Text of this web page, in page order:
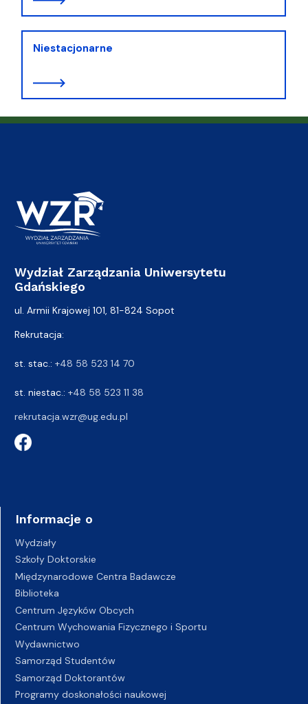
Niestacjonarne
Wydział Zarządzania Uniwersytetu
Gdańskiego
ul. Armii Krajowej 101, 81-824 Sopot
Rekrutacja:
st. stac.: +48 58 523 14 70
st. niestac.: +48 58 523 11 38
rekrutacja.wzr@ug.edu.pl
Informacje o
Wydziały
Szkoły Doktorskie
Międzynarodowe Centra Badawcze
Biblioteka
Centrum Języków Obcych
Centrum Wychowania Fizycznego i Sportu
Wydawnictwo
Samorząd Studentów
Samorząd Doktorantów
Programy doskonałości naukowej